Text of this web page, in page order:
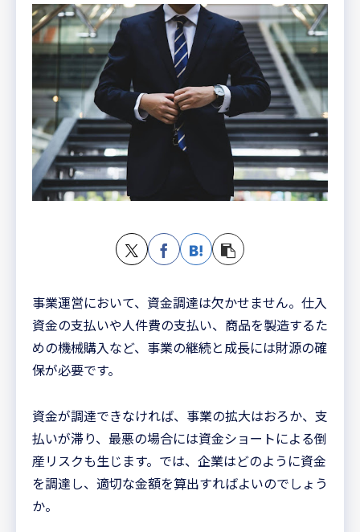
事業運営において、資金調達は欠かせません。仕入
資金の支払いや人件費の支払い、商品を製造するた
めの機械購入など、事業の継続と成長には財源の確
保が必要です。
資金が調達できなければ、事業の拡大はおろか、支
払いが滞り、最悪の場合には資金ショートによる倒
産リスクも生じます。では、企業はどのように資金
を調達し、適切な金額を算出すればよいのでしょう
か。